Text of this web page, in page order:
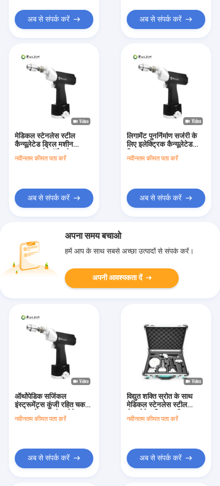
अब से संपर्क करें अब से संपर्क करें
मेडिकल स्टेनलेस स्टील
कैन्यूलेटेड ड्रिल मशीन
4.0N/M के टॉर्क और
100V-240V के इनपुट
नवीनतम कीमत पता करें
अब से संपर्क करें
लिगामेंट पुनर्निर्माण सर्जरी के
लिए इलेक्ट्रिक कैन्यूलेटेड
नवीनतम कीमत पता करें
अब से संपर्क करें
अपना समय बचाओ
हमें आप के साथ सबसे अच्छा उत्पादों से संपर्क करें।
अपनी आवश्यकता दें
ऑर्थोपेडिक सर्जिकल
इंस्ट्रूमेंट्स कुंजी रहित चक
प्रकार के साथ कैन्यूलेटेड
ड्रिल मशीन
नवीनतम कीमत पता करें
अब से संपर्क करें
विद्युत शक्ति स्रोत के साथ
मेडिकल स्टेनलेस स्टील
कैन्यूलेटेड ड्रिल मशीन
नवीनतम कीमत पता करें
अब से संपर्क करें